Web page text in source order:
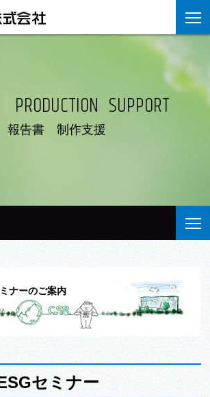
SUPPORT
報告書 制作支援
ナーのご案内
セミナー